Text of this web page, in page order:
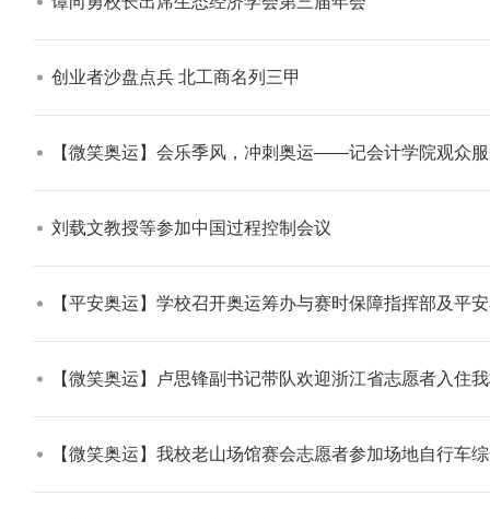
创业者沙盘点兵 北工商名列三甲​
【微笑奥运】会乐季风，冲刺奥运——记会计学院观众
刘载文教授等参加中国过程控制会议​
【平安奥运】学校召开奥运筹办与赛时保障指挥部及平安奥运多维
【微笑奥运】卢思锋副书记带队欢迎浙江省志愿者入住
【微笑奥运】我校老山场馆赛会志愿者参加场地自行车